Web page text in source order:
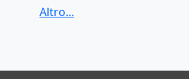
Data science
Economia aziendale